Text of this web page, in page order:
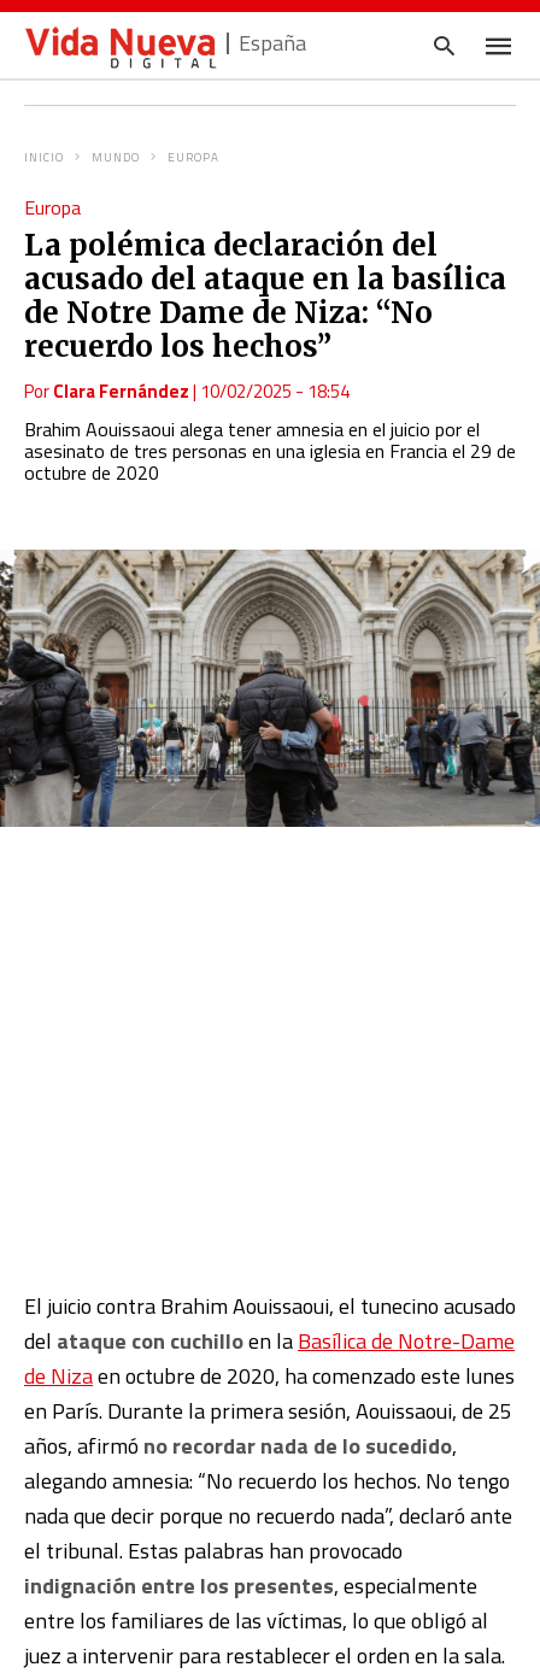
España
pulsa
en
INICIO MUNDO EUROPA
Europa
La polémica declaración del
acusado del ataque en la basílica
de Notre Dame de Niza: “No
recuerdo los hechos”
PorClara Fernández| 10/02/2025 - 18:54
Brahim Aouissaoui alega tener amnesia en el juicio por el
asesinato de tres personas en una iglesia en Francia el 29 de
octubre de 2020
El juicio contra Brahim Aouissaoui, el tunecino acusado
del ataque con cuchilloen laBasílica de Notre-Dame
de Nizaen octubre de 2020, ha comenzado este lunes
en París. Durante la primera sesión, Aouissaoui, de 25
años, afirmó no recordar nada de lo sucedido,
alegando amnesia: “No recuerdo los hechos. No tengo
nada que decir porque no recuerdo nada”, declaró ante
el tribunal. Estas palabras han provocado
indignación entre los presentes, especialmente
entre los familiares de las víctimas, lo que obligó al
juez a intervenir para restablecer el orden en la sala.